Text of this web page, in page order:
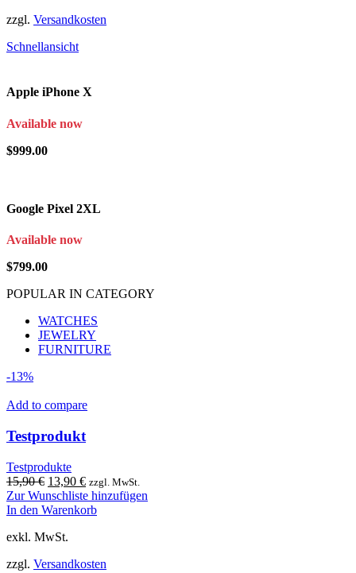
zzgl. Versandkosten
Schnellansicht
Apple iPhone X
Available now
$999.00
Google Pixel 2XL
Available now
$799.00
POPULAR IN CATEGORY
WATCHES
JEWELRY
FURNITURE
-13%
Add to compare
Testprodukt
Testprodukte
15,90€ Ursprünglicher
Preis
war:
13,90 €Aktueller
Preis
ist:
zzgl. MwSt.
Zur Wunschliste hinzufügen
In den Warenkorb
exkl. MwSt.
zzgl. Versandkosten